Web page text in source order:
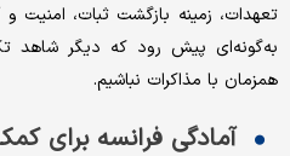
تعهدات، زمینه بازگشت ثبات، امنیت
به‌گونه‌ای پیش رود که دیگر شاهد
همزمان با مذاکرات نباشیم.
آمادگی فرانسه برای